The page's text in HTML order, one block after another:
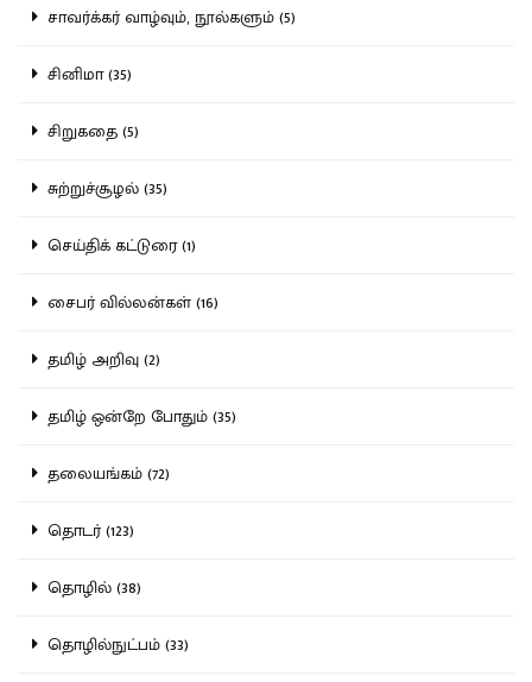
சாவர்க்கர் வாழ்வும், நூல்களும் (5)
சினிமா (35)
சிறுகதை (5)
சுற்றுச்சூழல் (35)
செய்திக் கட்டுரை (1)
சைபர் வில்லன்கள் (16)
தமிழ் அறிவு (2)
தமிழ் ஒன்றே போதும் (35)
தலையங்கம் (72)
தொடர் (123)
தொழில் (38)
தொழில்நுட்பம் (33)